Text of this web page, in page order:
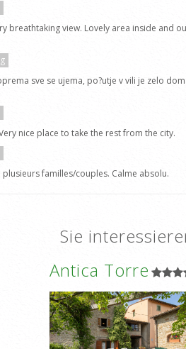
view. Lovely area inside and
sve se ujema, po?utje v vili je zelo
nice place to take the rest from the city.
familles/couples. Calme absolu.
Sie
Antica Torre